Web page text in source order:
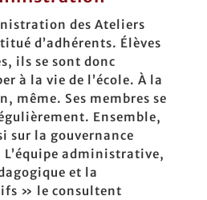
des Ateliers
d’adhérents. Élèves
ils se sont donc
à la vie de l’école. À la
même. Ses membres se
Ensemble,
sur la gouvernance
L’équipe administrative,
et la
» le consultent